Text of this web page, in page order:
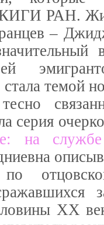
КИГИ РАН.
–
темой
серия
на службе
по
ХХ